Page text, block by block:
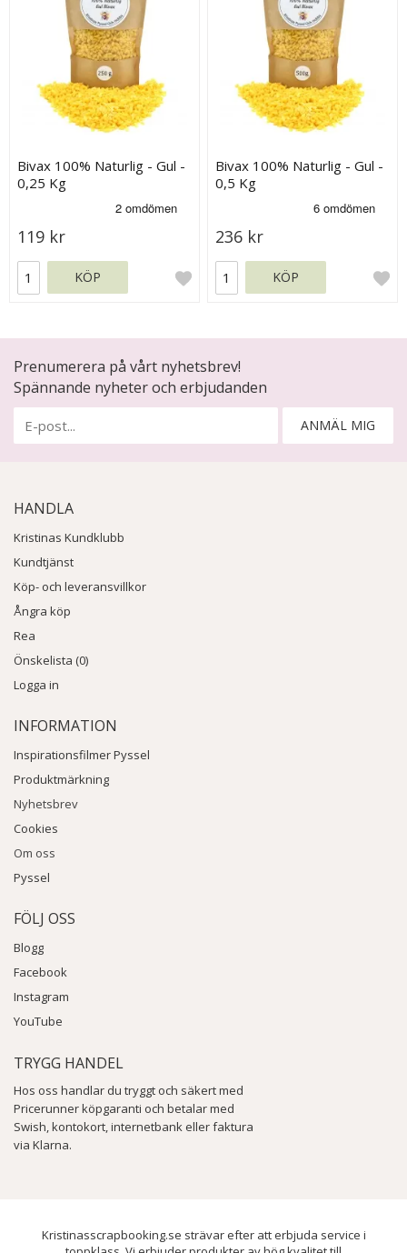
Bivax 100% Naturlig - Gul -
0,25 Kg
119 kr
KÖP
Bivax 100% Naturlig - Gul -
0,5 Kg
236 kr
KÖP
Prenumerera på vårt nyhetsbrev!
Spännande nyheter och erbjudanden
ANMÄL MIG
HANDLA
Kristinas Kundklubb
Kundtjänst
Köp- och leveransvillkor
Ångra köp
Rea
Önskelista (0)
Logga in
INFORMATION
Inspirationsfilmer Pyssel
Produktmärkning
Nyhetsbrev
Cookies
Om oss
Pyssel
FÖLJ OSS
Blogg
Facebook
Instagram
YouTube
TRYGG HANDEL
Hos oss handlar du tryggt och säkert med
Pricerunner köpgaranti och betalar med
Swish, kontokort, internetbank eller faktura
via Klarna.
Kristinasscrapbooking.se strävar efter att erbjuda service i